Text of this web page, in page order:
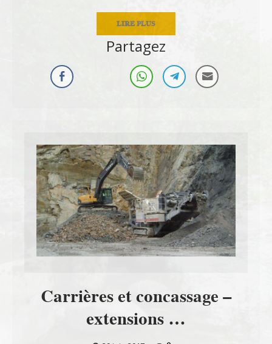
LIRE PLUS
Partagez
Carrières et concassage –
extensions …